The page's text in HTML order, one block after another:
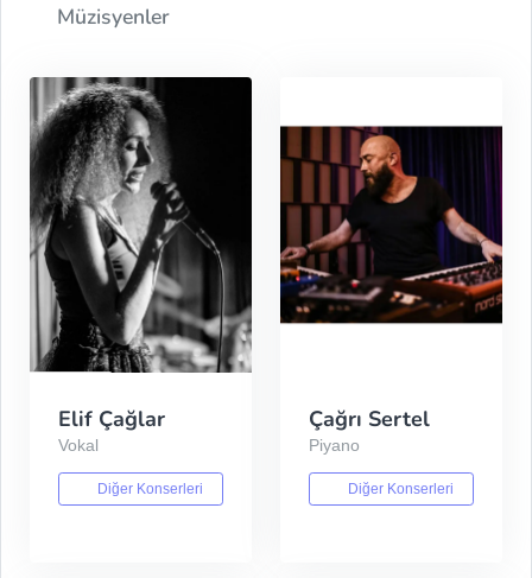
Müzisyenler
Elif Çağlar
Vokal
Diğer Konserleri
Çağrı Sertel
Piyano
Diğer Konserleri